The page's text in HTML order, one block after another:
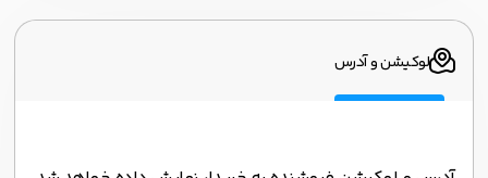
لوکیشن و آدرس